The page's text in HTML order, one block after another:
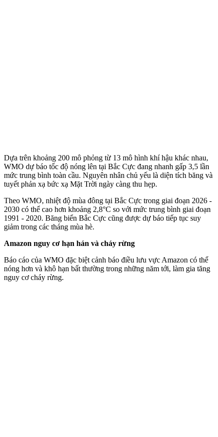
Dựa trên khoảng 200 mô phỏng từ 13 mô hình khí hậu khác nhau,
WMO dự báo tốc độ nóng lên tại Bắc Cực đang nhanh gấp 3,5 lần
mức trung bình toàn cầu. Nguyên nhân chủ yếu là diện tích băng và
tuyết phản xạ bức xạ Mặt Trời ngày càng thu hẹp.
Theo WMO, nhiệt độ mùa đông tại Bắc Cực trong giai đoạn 2026 -
2030 có thể cao hơn khoảng 2,8°C so với mức trung bình giai đoạn
1991 - 2020. Băng biển Bắc Cực cũng được dự báo tiếp tục suy
giảm trong các tháng mùa hè.
Amazon nguy cơ hạn hán và cháy rừng
Báo cáo của WMO đặc biệt cảnh báo điều lưu vực Amazon có thể
nóng hơn và khô hạn bất thường trong những năm tới, làm gia tăng
nguy cơ cháy rừng.